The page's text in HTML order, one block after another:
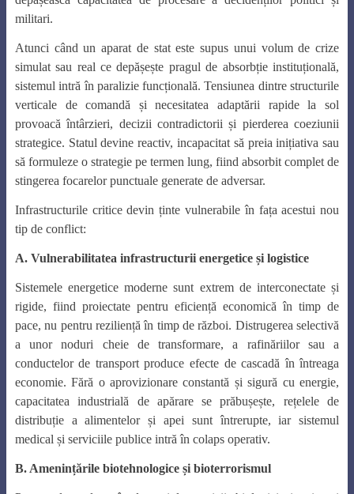
militari.
Atunci când un aparat de stat este supus unui volum de crize
simulat sau real ce depășește pragul de absorbție instituțională,
sistemul intră în paralizie funcțională. Tensiunea dintre structurile
verticale de comandă și necesitatea adaptării rapide la sol
provoacă întârzieri, decizii contradictorii și pierderea coeziunii
strategice. Statul devine reactiv, incapacitat să preia inițiativa sau
să formuleze o strategie pe termen lung, fiind absorbit complet de
stingerea focarelor punctuale generate de adversar.
Infrastructurile critice devin ținte vulnerabile în fața acestui nou
tip de conflict:
A. Vulnerabilitatea infrastructurii energetice și logistice
Sistemele energetice moderne sunt extrem de interconectate și
rigide, fiind proiectate pentru eficiență economică în timp de
pace, nu pentru reziliență în timp de război. Distrugerea selectivă
a unor noduri cheie de transformare, a rafinăriilor sau a
conductelor de transport produce efecte de cascadă în întreaga
economie. Fără o aprovizionare constantă și sigură cu energie,
capacitatea industrială de apărare se prăbușește, rețelele de
distribuție a alimentelor și apei sunt întrerupte, iar sistemul
medical și serviciile publice intră în colaps operativ.
B. Amenințările biotehnologice și bioterrorismul